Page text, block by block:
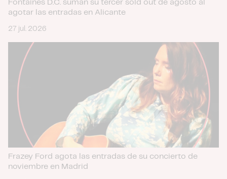
Fontaines D.C. suman su tercer sold out de agosto al
agotar las entradas en Alicante
27 jul. 2026
Frazey Ford agota las entradas de su concierto de
noviembre en Madrid